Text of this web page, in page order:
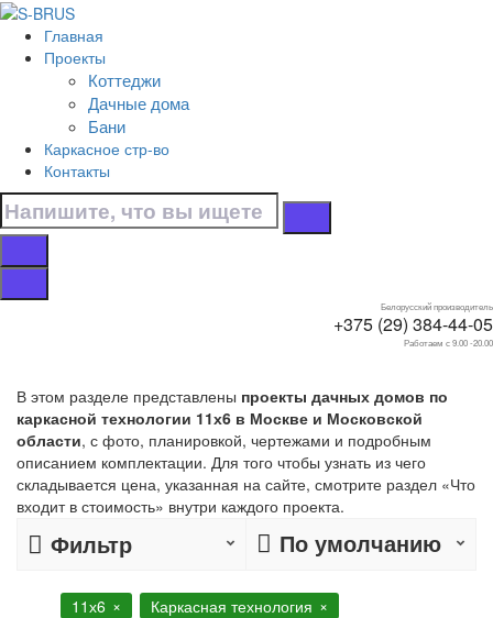
Перейти к контенту
Главная
Проекты
Коттеджи
Дачные дома
Бани
Каркасное стр-во
Контакты
Белорусский производитель
+375 (29) 384-44-05
Работаем с 9.00 -20.00
Главная
Дачные дома
Каркасные
11х6
Дачные дома 11х6
каркасные
В этом разделе представлены проекты дачных домов по
каркасной технологии 11х6 в Москве и Московской
области, с фото, планировкой, чертежами и подробным
описанием комплектации. Для того чтобы узнать из чего
складывается цена, указанная на сайте, смотрите раздел «Что
входит в стоимость» внутри каждого проекта.
Фильтр По умолчанию
11х6 Каркасная технология